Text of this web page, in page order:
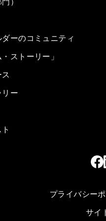
ーのコミュニティ
ストーリー」
リー
プライバシー
サイ